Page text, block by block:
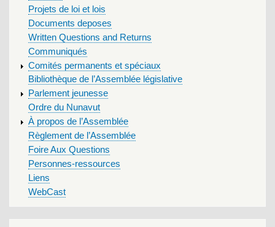
Projets de loi et lois
Documents deposes
Written Questions and Returns
Communiqués
Comités permanents et spéciaux
Bibliothèque de l’Assemblée législative
Parlement jeunesse
Ordre du Nunavut
À propos de l’Assemblée
Règlement de l’Assemblée
Foire Aux Questions
Personnes-ressources
Liens
WebCast